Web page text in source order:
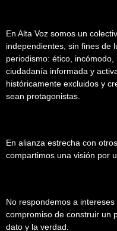
En Alta Voz somos un
independientes, sin fines de
periodismo: ético,
ciudadanía informada y
históricamente excluidos y
sean protagonistas.
En alianza estrecha con
compartimos una visión por
No respondemos a
compromiso de construir un
dato y la verdad.